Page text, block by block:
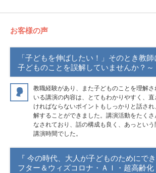
お客様の声
「子どもを伸ばしたい！」そのとき教
子どものことを誤解していませんか？～
教職経験があり、また子どものことを理解さ
いる講演の内容は、とてもわかりやすく、直
ければならないポイントもしっかりと話され
解することができました。講演活動をたくさ
なされており、話の構成も良く、あっという
講演時間でした。
『 今の時代、大人が子どものためにで
フター＆ウィズコロナ・ＡＩ・超高齢